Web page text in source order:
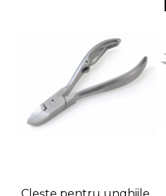
Clește pentru unghiile